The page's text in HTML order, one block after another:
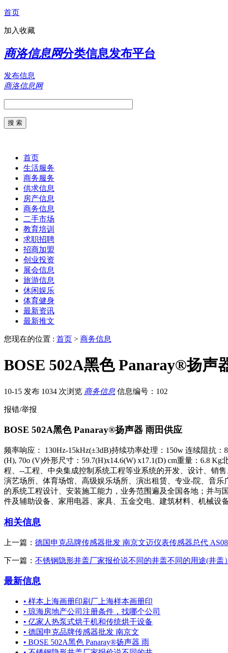
首页
加入收藏
商洛信息网分类信息发布平台
发布信息
商洛信息网
首页
生活服务
商务服务
供求信息
房产信息
商务信息
二手市场
教育培训
求职招聘
招商加盟
创业投资
展会信息
旅游信息
休闲娱乐
体育健身
最新资讯
最新推文
您现在的位置 : 首页 > 商务信息
BOSE 502A黑色 Panaray®扬声
10-15 发布 1034 次浏览 商务信息 信息编号：102
报错/举报
BOSE 502A黑色 Panaray®扬声器 雨田供应
频率响应： 130Hz-15kHz(±3dB)持续功率处理：150w 连续阻抗
(H), 70o (V)外形尺寸：59.7(H)x14.6(W) x17.1(D) cm重量：6.8
程、--工程、中央集成控制系统工程等业系统的开发、设计、销
演艺场所、体育场馆、高级娱乐场所、演出租赁、专业-院、音
的系统工程设计、安装施工能力，业务范围遍及全国各地；并
件及辅助设备、家用电器、家具、五金交电、建筑材料、机械设
相关信息
上一篇： 德国申克品牌传感器批发 南京文迈仪表传感器总代
下一篇： 不锈钢隐形井盖厂家报价说不同的井盖不同的用途(井盖）
最新信息
• 样本上海画册印刷厂上海样本画册印
• 琼海房地产公司注册条件，找哪个公司
• 亿家人热泵式烘干机和传统烘干设备
• 德国申克品牌传感器批发 南京文
• BOSE 502A黑色 Panaray®扬声器 雨